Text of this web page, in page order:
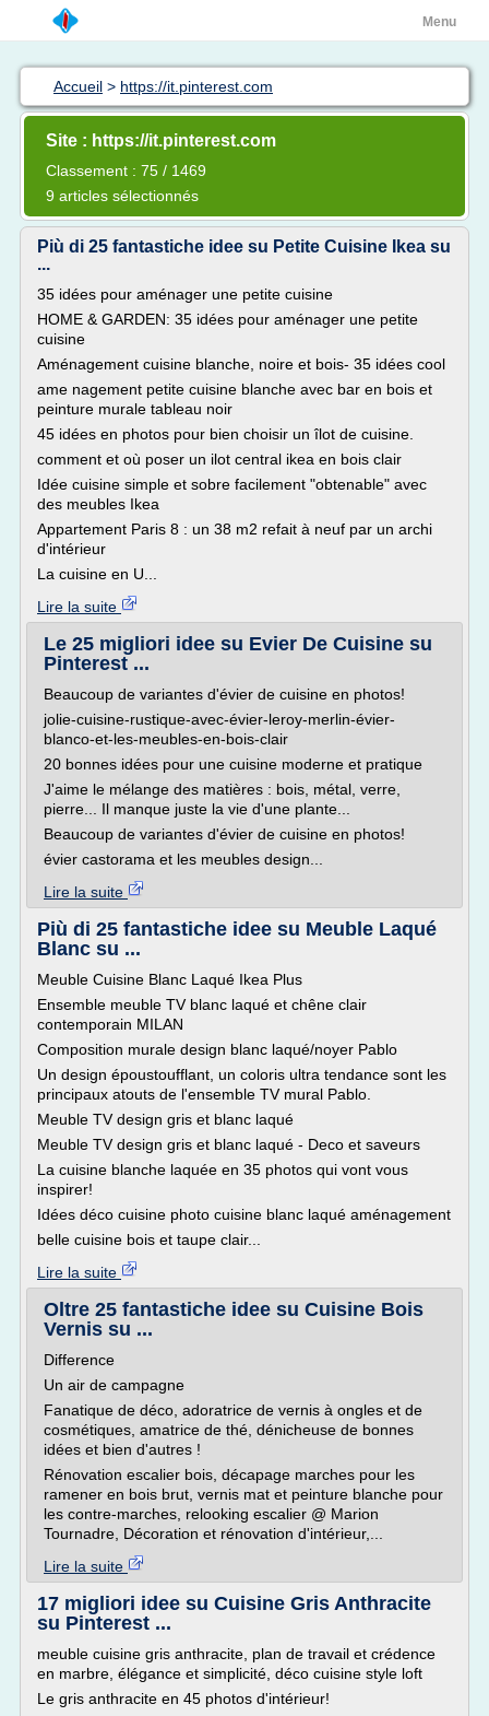
Menu
Accueil > https://it.pinterest.com
Site : https://it.pinterest.com
Classement : 75 / 1469
9 articles sélectionnés
Più di 25 fantastiche idee su Petite Cuisine Ikea su
...
35 idées pour aménager une petite cuisine
HOME & GARDEN: 35 idées pour aménager une petite
cuisine
Aménagement cuisine blanche, noire et bois- 35 idées cool
ame nagement petite cuisine blanche avec bar en bois et
peinture murale tableau noir
45 idées en photos pour bien choisir un îlot de cuisine.
comment et où poser un ilot central ikea en bois clair
Idée cuisine simple et sobre facilement "obtenable" avec
des meubles Ikea
Appartement Paris 8 : un 38 m2 refait à neuf par un archi
d'intérieur
La cuisine en U...
Lire la suite
Le 25 migliori idee su Evier De Cuisine su
Pinterest ...
Beaucoup de variantes d'évier de cuisine en photos!
jolie-cuisine-rustique-avec-évier-leroy-merlin-évier-
blanco-et-les-meubles-en-bois-clair
20 bonnes idées pour une cuisine moderne et pratique
J'aime le mélange des matières : bois, métal, verre,
pierre... Il manque juste la vie d'une plante...
Beaucoup de variantes d'évier de cuisine en photos!
évier castorama et les meubles design...
Lire la suite
Più di 25 fantastiche idee su Meuble Laqué
Blanc su ...
Meuble Cuisine Blanc Laqué Ikea Plus
Ensemble meuble TV blanc laqué et chêne clair
contemporain MILAN
Composition murale design blanc laqué/noyer Pablo
Un design époustoufflant, un coloris ultra tendance sont les
principaux atouts de l'ensemble TV mural Pablo.
Meuble TV design gris et blanc laqué
Meuble TV design gris et blanc laqué - Deco et saveurs
La cuisine blanche laquée en 35 photos qui vont vous
inspirer!
Idées déco cuisine photo cuisine blanc laqué aménagement
belle cuisine bois et taupe clair...
Lire la suite
Oltre 25 fantastiche idee su Cuisine Bois
Vernis su ...
Difference
Un air de campagne
Fanatique de déco, adoratrice de vernis à ongles et de
cosmétiques, amatrice de thé, dénicheuse de bonnes
idées et bien d'autres !
Rénovation escalier bois, décapage marches pour les
ramener en bois brut, vernis mat et peinture blanche pour
les contre-marches, relooking escalier @ Marion
Tournadre, Décoration et rénovation d'intérieur,...
Lire la suite
17 migliori idee su Cuisine Gris Anthracite
su Pinterest ...
meuble cuisine gris anthracite, plan de travail et crédence
en marbre, élégance et simplicité, déco cuisine style loft
Le gris anthracite en 45 photos d'intérieur!